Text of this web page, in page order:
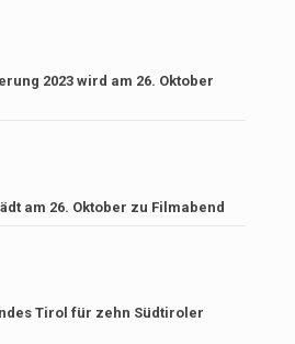
2023 wird am 26. Oktober
am 26. Oktober zu Filmabend
Tirol für zehn Südtiroler